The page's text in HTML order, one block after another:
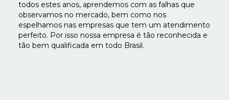
todos estes anos, aprendemos com as falhas que
observamos no mercado, bem como nos
espelhamos nas empresas que tem um atendimento
perfeito. Por isso nossa empresa é tão reconhecida e
tão bem qualificada em todo Brasil.